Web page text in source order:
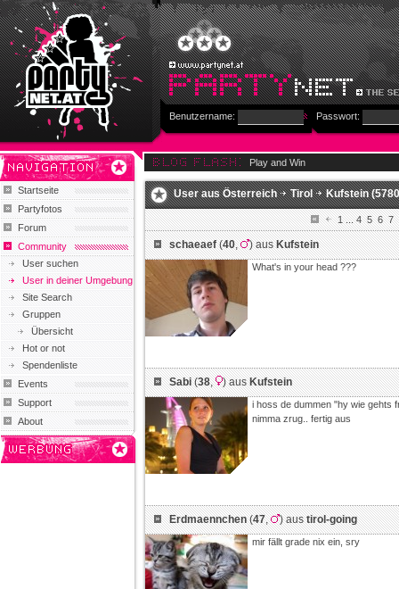
Benutzername: Passwort:
Startseite
Partyfotos
Forum
Community
User suchen
User in deiner Umgebung
Site Search
Gruppen
Übersicht
Hot or not
Spendenliste
Events
Support
About
Play and Win
User ausÖsterreich Tirol Kufstein
1...4 5 6 7
schaeaef(40, ) ausKufstein
What's in your head ???
Sabi(38, ) ausKufstein
i hoss de dummen "hy wie gehts
nimma zrug.. fertig aus
Erdmaennchen(47, ) austirol-going
mir fällt grade nix ein, sry